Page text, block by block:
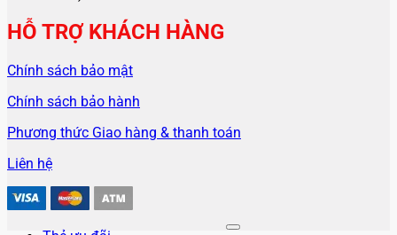
HỖ TRỢ KHÁCH HÀNG
Chính sách bảo mật
Chính sách bảo hành
Phương thức Giao hàng & thanh toán
Liên hệ